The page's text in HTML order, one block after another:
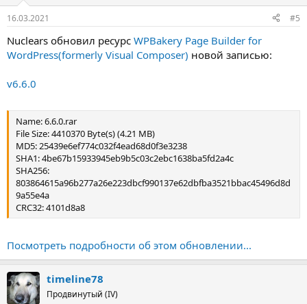
16.03.2021 #5
Nuclears обновил ресурс WPBakery Page Builder for
WordPress(formerly Visual Composer) новой записью:
v6.6.0
Name: 6.6.0.rar
File Size: 4410370 Byte(s) (4.21 MB)
MD5: 25439e6ef774c032f4ead68d0f3e3238
SHA1: 4be67b15933945eb9b5c03c2ebc1638ba5fd2a4c
SHA256:
803864615a96b277a26e223dbcf990137e62dbfba3521bbac45496d8d
9a55e4a
CRC32: 4101d8a8
Посмотреть подробности об этом обновлении...
timeline78
Продвинутый (IV)